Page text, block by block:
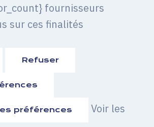
fournisseurs
sur ces finalités
Refuser
préférences
Voir les